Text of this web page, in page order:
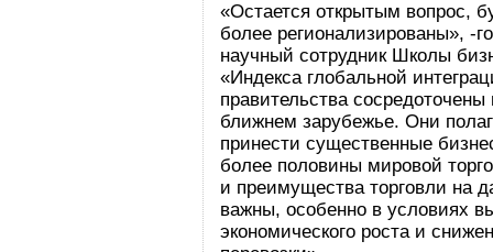
«Остается открытым вопрос,
более регионализированы», -
научный сотрудник Школы
«Индекса глобальной
правительства
ближнем зарубежье. Они
принести существенные
более половины мировой
и преимущества торговли на
важны, особенно в условиях
экономического роста и